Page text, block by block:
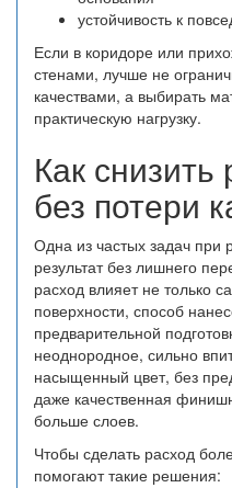
устойчивость к
Если в коридоре или
стенами, лучше не
качествами, а выбирать
практическую нагрузку.
Как снизить
без потери
Одна из частых задач
результат без лишнего
расход влияет не только
поверхности, способ
предварительной
неоднородное, сильно
насыщенный цвет, без
даже качественная
больше слоев.
Чтобы сделать расход
помогают такие решения: